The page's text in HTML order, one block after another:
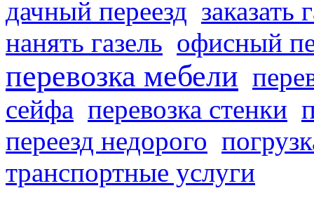
дачный переезд заказать
нанять газель офисный
перевозка мебели
сейфа перевозка стенки
переезд недорого
транспортные услуги